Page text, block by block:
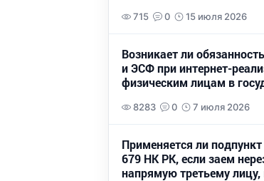
715 0 15 июля 2026
Возникает ли
и ЭСФ при интернет-
физическим лицам в
8283 0 7 июля 2026
Применяется ли
679 НК РК, если заем
напрямую третьему